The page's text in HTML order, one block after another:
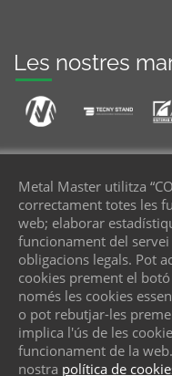
Les nostres
Truca
Dona'ns teu telèfon
Metal Master utilitza
correctament totes les
web; elaborar
funcionament del
obligacions legals. Pot
cookies prement el
només les cookies
o pot rebutjar-les
implica l'ús de les
funcionament de la
nostra política de